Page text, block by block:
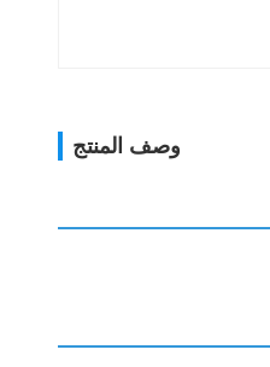
وصف المنتج